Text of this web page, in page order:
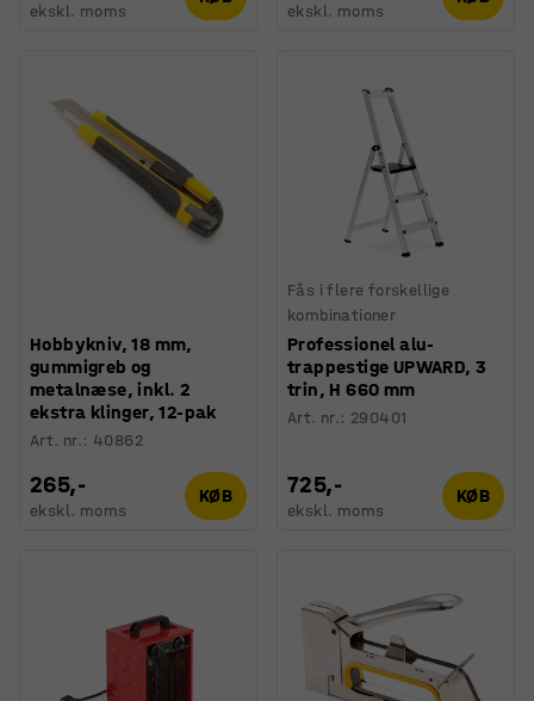
ekskl. moms ekskl. moms
Hobbykniv, 18 mm,
gummigreb og
metalnæse, inkl. 2
ekstra klinger, 12-pak
Art. nr.: 40862
265,-
ekskl. moms
KØB
Fås i flere forskellige
kombinationer
Professionel alu-
trappestige UPWARD, 3
trin, H 660 mm
Art. nr.: 290401
725,-
ekskl. moms
KØB